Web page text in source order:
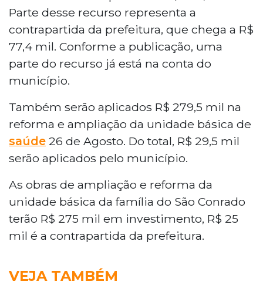
Parte desse recurso representa a
contrapartida da prefeitura, que chega a R$
77,4 mil. Conforme a publicação, uma
parte do recurso já está na conta do
município.
Também serão aplicados R$ 279,5 mil na
reforma e ampliação da unidade básica de
saúde 26 de Agosto. Do total, R$ 29,5 mil
serão aplicados pelo município.
As obras de ampliação e reforma da
unidade básica da família do São Conrado
terão R$ 275 mil em investimento, R$ 25
mil é a contrapartida da prefeitura.
VEJA TAMBÉM